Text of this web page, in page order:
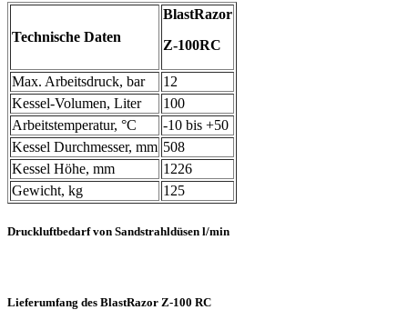
Technische Daten
BlastRazor
Z-100RC
Max. Arbeitsdruck, bar
12
Kessel-Volumen, Liter
100
Arbeitstemperatur, °C
-10 bis +50
Kessel Durchmesser, mm 508
Kessel Höhe, mm
1226
Gewicht, kg
125
Druckluftbedarf von Sandstrahldüsen l/min
Lieferumfang des BlastRazor Z-100 RC